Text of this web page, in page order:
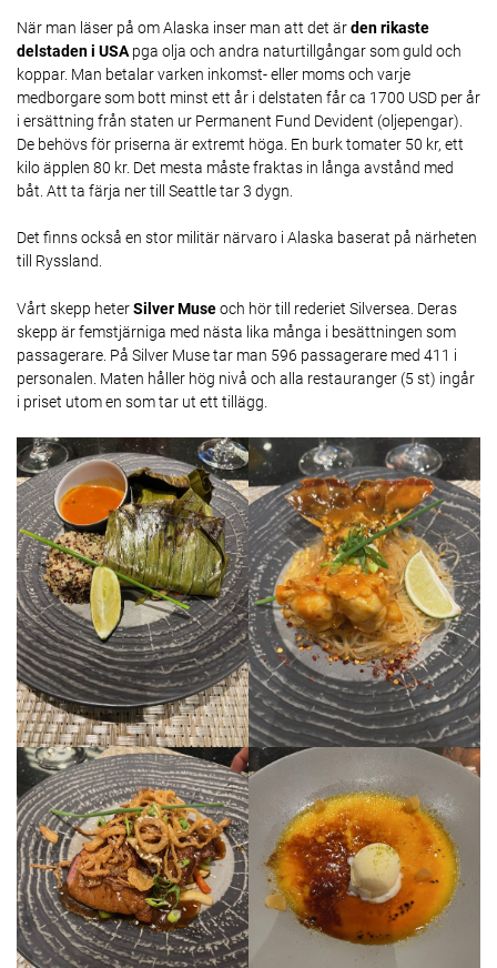
När man läser på om Alaska inser man att det ärden rikaste
delstaden i USA pga olja och andra naturtillgångar som guld och
koppar. Man betalar varken inkomst- eller moms och varje
medborgare som bott minst ett år i delstaten får ca 1700 USD per år
i ersättning från staten ur Permanent Fund Devident (oljepengar).
De behövs för priserna är extremt höga. En burk tomater 50 kr, ett
kilo äpplen 80 kr. Det mesta måste fraktas in långa avstånd med
båt. Att ta färja ner till Seattle tar 3 dygn.
Det finns också en stor militär närvaro i Alaska baserat på närheten
till Ryssland.
Vårt skepp heterSilver Museoch hör till rederiet Silversea. Deras
skepp är femstjärniga med nästa lika många i besättningen som
passagerare. På Silver Muse tar man 596 passagerare med 411 i
personalen. Maten håller hög nivå och alla restauranger (5 st) ingår
i priset utom en som tar ut ett tillägg.